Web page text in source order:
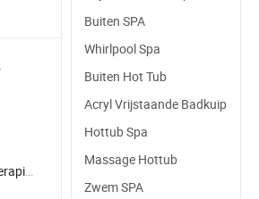
kraan
Buiten SPA
Whirlpool Spa
Buiten Hot Tub
Acryl Vrijstaande Badkuip
Hottub Spa
Massage Hottub
Zwem SPA